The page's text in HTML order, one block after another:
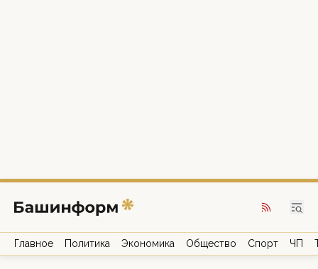
Главное Политика Экономика Общество Спорт ЧП